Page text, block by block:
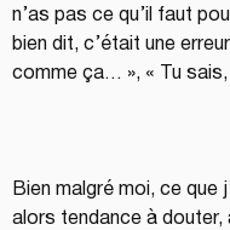
n’as pas ce qu’il faut
bien dit, c’était une
comme ça… », « Tu
Bien malgré moi, ce que
alors tendance à douter,